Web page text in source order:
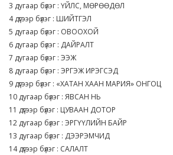
3 дугаар бүлэг : ҮЙЛС, МӨРӨӨДӨЛ
4 дүгээр бүлэг : ШИЙТГЭЛ
5 дугаар бүлэг : ОВООХОЙ
6 дугаар бүлэг : ДАЙРАЛТ
7 дугаар бүлэг : ЭЭЖ
8 дугаар бүлэг : ЭРГЭЖ ИРЭГСЭД
9 дүгээр бүлэг : «ХАТАН ХААН МАРИЯ» ОНГОЦ
10 дугаар бүлэг : ЯВСАН НЬ
11 дүгээр бүлэг : ЦУВААН ДОТОР
12 дугаар бүлэг : ЭРГҮҮЛИЙН БАЙР
13 дугаар бүлэг : ДЭЭРЭМЧИД
14 дүгээр бүлэг : САЛАЛТ